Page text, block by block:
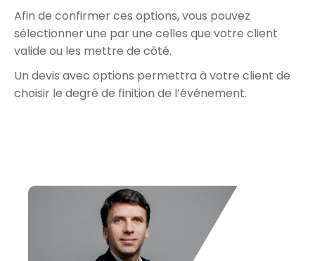
Afin de confirmer ces options, vous pouvez
sélectionner une par une celles que votre client
valide ou les mettre de côté.
Un devis avec options permettra à votre client de
choisir le degré de finition de l’événement.